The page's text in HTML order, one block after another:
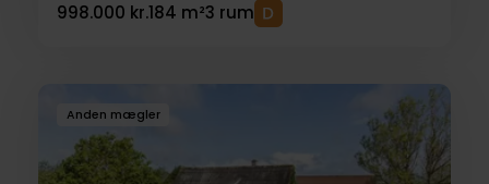
998.000 kr.184 m²3 rum
Anden mægler